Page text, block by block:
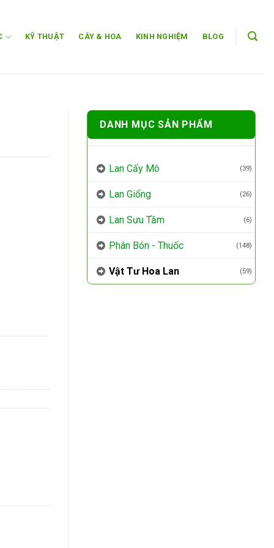
KỸ THUẬT CÂY & HOA KINH NGHIỆM BLOG
DANH MỤC SẢN PHẨM
Lan Cấy Mô (39)
Lan Giống (26)
Lan Sưu Tầm (6)
Phân Bón - Thuốc (148)
Vật Tư Hoa Lan (59)